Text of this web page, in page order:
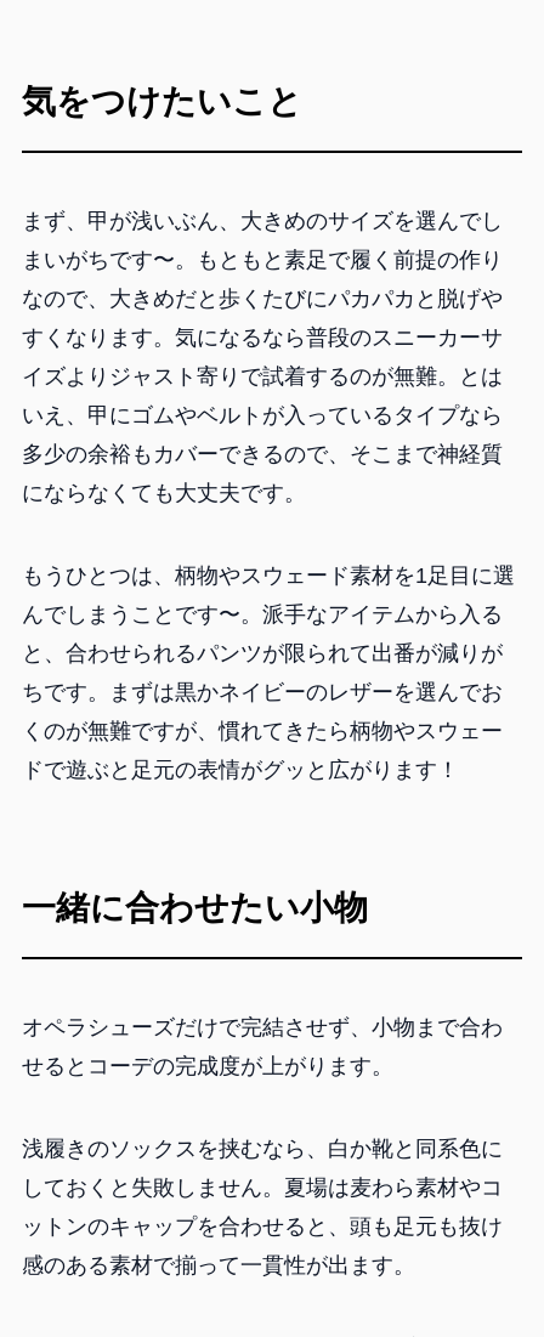
気をつけたいこと
まず、甲が浅いぶん、大きめのサイズを選んでし
まいがちです〜。もともと素足で履く前提の作り
なので、大きめだと歩くたびにパカパカと脱げや
すくなります。気になるなら普段のスニーカーサ
イズよりジャスト寄りで試着するのが無難。とは
いえ、甲にゴムやベルトが入っているタイプなら
多少の余裕もカバーできるので、そこまで神経質
にならなくても大丈夫です。
もうひとつは、柄物やスウェード素材を1足目に選
んでしまうことです〜。派手なアイテムから入る
と、合わせられるパンツが限られて出番が減りが
ちです。まずは黒かネイビーのレザーを選んでお
くのが無難ですが、慣れてきたら柄物やスウェー
ドで遊ぶと足元の表情がグッと広がります！
一緒に合わせたい小物
オペラシューズだけで完結させず、小物まで合わ
せるとコーデの完成度が上がります。
浅履きのソックスを挟むなら、白か靴と同系色に
しておくと失敗しません。夏場は麦わら素材やコ
ットンのキャップを合わせると、頭も足元も抜け
感のある素材で揃って一貫性が出ます。